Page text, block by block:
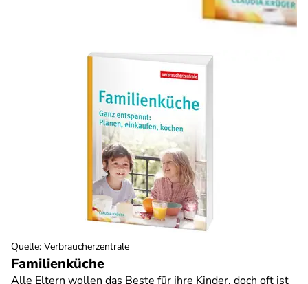
Familienküche
Alle Eltern wollen das Beste für ihre Kinder, doch oft ist
Quelle: Verbraucherzentrale